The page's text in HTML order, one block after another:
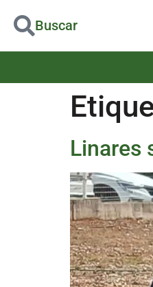
Buscar
Linares